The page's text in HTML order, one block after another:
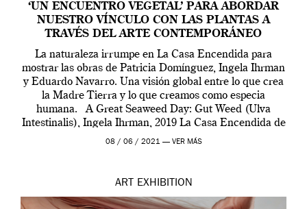
‘UN ENCUENTRO VEGETAL’ PARA ABORDAR
NUESTRO VÍNCULO CON LAS PLANTAS A
TRAVÉS DEL ARTE CONTEMPORÁNEO
La naturaleza irrumpe en La Casa Encendida para
mostrar las obras de Patricia Domínguez, Ingela Ihrman
y Eduardo Navarro. Una visión global entre lo que crea
la Madre Tierra y lo que creamos como especia
humana. A Great Seaweed Day: Gut Weed (Ulva
Intestinalis), Ingela Ihrman, 2019 La Casa Encendida de
Madrid y la Wellcome […]
08 / 06 / 2021 — VER MÁS
ART EXHIBITION